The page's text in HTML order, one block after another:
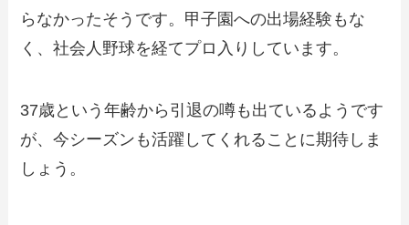
らなかったそうです。甲子園への出場経験もな
く、社会人野球を経てプロ入りしています。
37歳という年齢から引退の噂も出ているようです
が、今シーズンも活躍してくれることに期待しま
しょう。